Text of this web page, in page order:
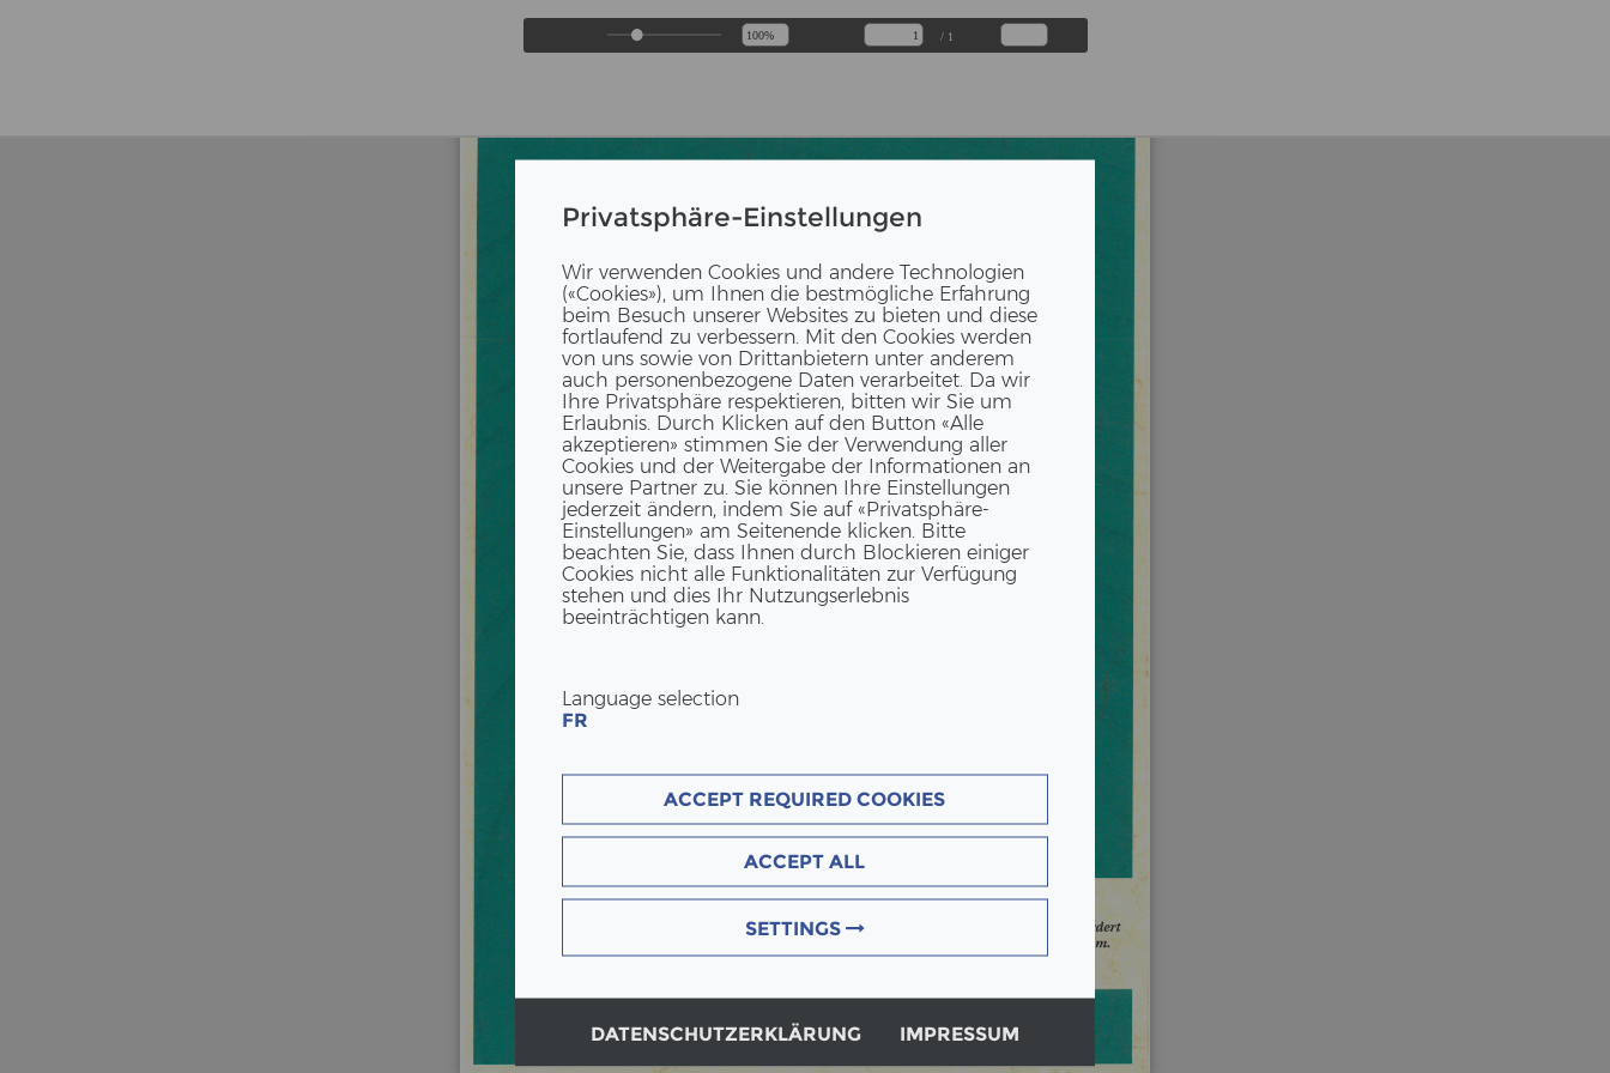
Privatsphäre-Einstellungen
Wir verwenden Cookies und andere Technologien
(«Cookies»), um Ihnen die bestmögliche Erfahrung
beim Besuch unserer Websites zu bieten und diese
fortlaufend zu verbessern. Mit den Cookies werden
von uns sowie von Drittanbietern unter anderem
auch personenbezogene Daten verarbeitet. Da wir
Ihre Privatsphäre respektieren, bitten wir Sie um
Erlaubnis. Durch Klicken auf den Button «Alle
akzeptieren» stimmen Sie der Verwendung aller
Cookies und der Weitergabe der Informationen an
unsere Partner zu. Sie können Ihre Einstellungen
jederzeit ändern, indem Sie auf «Privatsphäre-
Einstellungen» am Seitenende klicken. Bitte
beachten Sie, dass Ihnen durch Blockieren einiger
Cookies nicht alle Funktionalitäten zur Verfügung
stehen und dies Ihr Nutzungserlebnis
beeinträchtigen kann.
Language selection
FR
ACCEPT REQUIRED COOKIES
ACCEPT ALL
SETTINGS
DATENSCHUTZERKLÄRUNG IMPRESSUM
/ 1